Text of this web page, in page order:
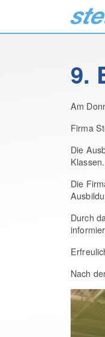
9.
Am
Firma
Die
Klassen.
Die
Durch
Nach